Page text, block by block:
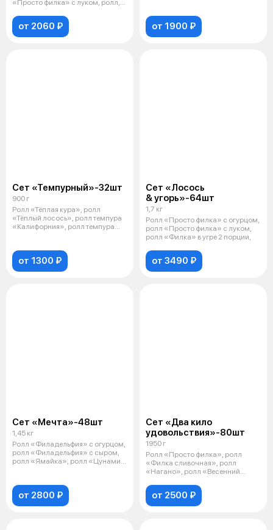
«Просто филка» с луком, ролл,
от 2060 ₽ от 1900 ₽
Сет «Темпурный»-32шт
900 г
Ролл «Тёплая кура», ролл
«Тёплый лосось», ролл темпура
«Калифорния», ролл темпура
от 1300 ₽
Сет «Лосось
& угорь»-64шт
1,7 кг
Ролл «Просто филка» с огурцом,
ролл «Просто филка» с луком,
ролл «Филка» в угре 2 порции,
от 3490 ₽
Сет «Мечта»-48шт
1,45 кг
Ролл «Филадельфия» с огурцом,
ролл «Филадельфия» с сыром,
ролл «Ямайка», ролл «Цунами»,
от 2800 ₽
Сет «Два кило
удовольствия»-80шт
1950 г
Ролл «Просто филка», ролл
«Филка сливочная», ролл
«Нагано», ролл «Весенний
от 2500 ₽